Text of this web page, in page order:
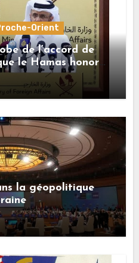
Orient
de l’accord de
le Hamas honore
la géopolitique